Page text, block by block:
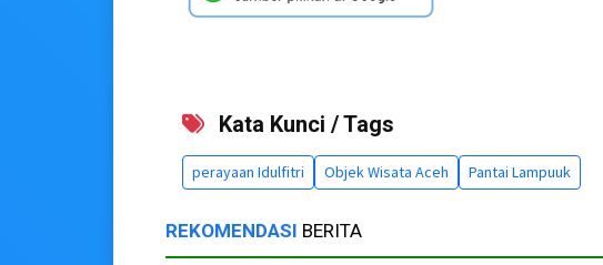
Kata Kunci / Tags
perayaan Idulfitri Objek Wisata Aceh Pantai Lampuuk
REKOMENDASI BERITA